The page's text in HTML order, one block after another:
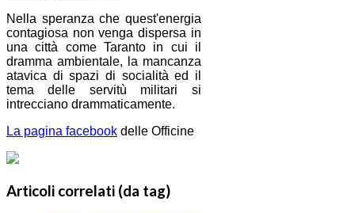
Nella speranza che quest'energia
contagiosa non venga dispersa in
una città come Taranto in cui il
dramma ambientale, la mancanza
atavica di spazi di socialità ed il
tema delle servitù militari si
intrecciano drammaticamente.
La pagina facebook delle Officine
Articoli correlati (da tag)